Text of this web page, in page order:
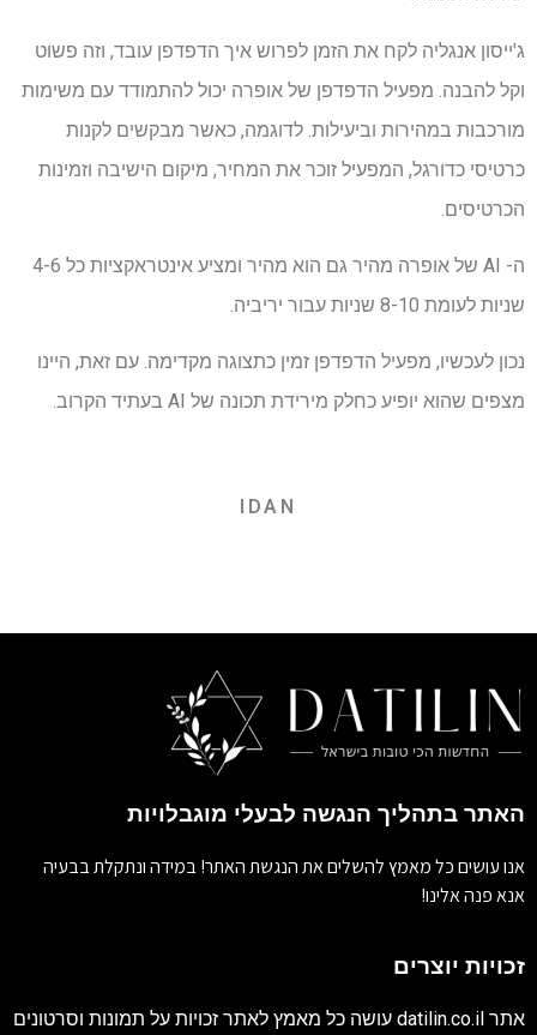
ג'ייסון אנגליה לקח את הזמן לפרוש איך הדפדפן עובד, וזה פשוט
וקל להבנה. מפעיל הדפדפן של אופרה יכול להתמודד עם משימות
מורכבות במהירות וביעילות. לדוגמה, כאשר מבקשים לקנות
כרטיסי כדורגל, המפעיל זוכר את המחיר, מיקום הישיבה וזמינות
הכרטיסים.
ה- AI של אופרה מהיר גם הוא מהיר ומציע אינטראקציות כל 4-6
שניות לעומת 8-10 שניות עבור יריביה.
נכון לעכשיו, מפעיל הדפדפן זמין כתצוגה מקדימה. עם זאת, היינו
מצפים שהוא יופיע כחלק מירידת תכונה של AI בעתיד הקרוב.
אנו עושים כל מאמץ להשלים את הנגשת האתר! במידה ונתקלת בבעיה